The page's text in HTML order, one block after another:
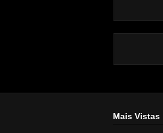
Mais Vistas